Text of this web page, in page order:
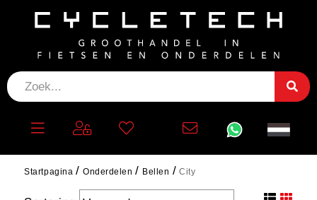
Startpagina Onderdelen Bellen City